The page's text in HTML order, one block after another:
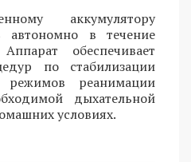
аккумулятору
автономно в течение
обеспечивает
по стабилизации
режимов реанимации
дыхательной
условиях.